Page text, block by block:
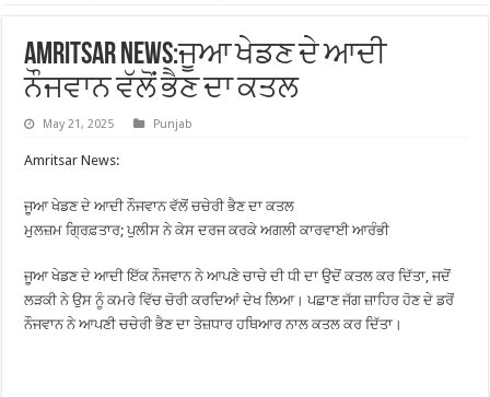
Amritsar News:ਜੂਆ ਖੇਡਣ ਦੇ ਆਦੀ
ਨੌਜਵਾਨ ਵੱਲੋਂ ਭੈਣ ਦਾ ਕਤਲ
May 21, 2025 Punjab
Amritsar News:
ਜੂਆ ਖੇਡਣ ਦੇ ਆਦੀ ਨੌਜਵਾਨ ਵੱਲੋਂ ਚਚੇਰੀ ਭੈਣ ਦਾ ਕਤਲ
ਮੁਲਜ਼ਮ ਗ੍ਰਿਫ਼ਤਾਰ; ਪੁਲੀਸ ਨੇ ਕੇਸ ਦਰਜ ਕਰਕੇ ਅਗਲੀ ਕਾਰਵਾਈ ਆਰੰਭੀ
ਜੂਆ ਖੇਡਣ ਦੇ ਆਦੀ ਇੱਕ ਨੌਜਵਾਨ ਨੇ ਆਪਣੇ ਚਾਚੇ ਦੀ ਧੀ ਦਾ ਉਦੋਂ ਕਤਲ ਕਰ ਦਿੱਤਾ, ਜਦੋਂ
ਲੜਕੀ ਨੇ ਉਸ ਨੂੰ ਕਮਰੇ ਵਿੱਚ ਚੋਰੀ ਕਰਦਿਆਂ ਦੇਖ ਲਿਆ। ਪਛਾਣ ਜੱਗ ਜ਼ਾਹਿਰ ਹੋਣ ਦੇ ਡਰੋਂ
ਨੌਜਵਾਨ ਨੇ ਆਪਣੀ ਚਚੇਰੀ ਭੈਣ ਦਾ ਤੇਜ਼ਧਾਰ ਹਥਿਆਰ ਨਾਲ ਕਤਲ ਕਰ ਦਿੱਤਾ।